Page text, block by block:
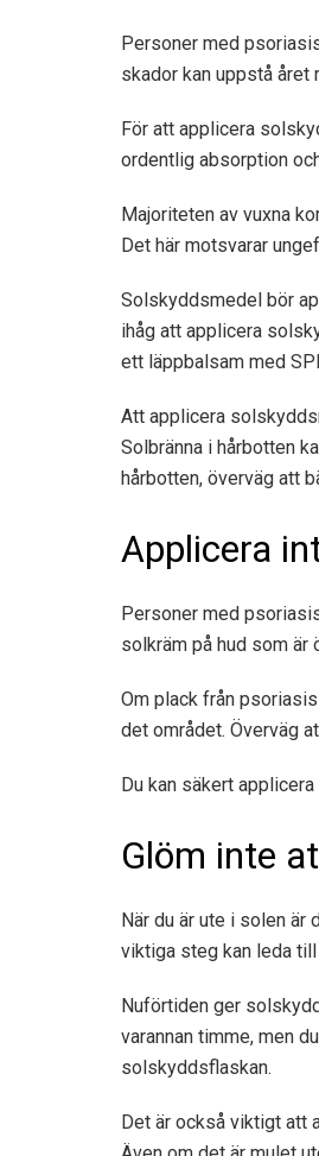
Personer med
skador kan uppstå året
För att applicera
ordentlig absorption
Majoriteten av vuxna
Det här motsvarar
Solskyddsmedel bör
ihåg att applicera
ett läppbalsam med
Att applicera
Solbränna i hårbotten
hårbotten, överväg att
Applicera
Personer med
solkräm på hud som är
Om plack från
det området. Överväg
Du kan säkert
Glöm inte
När du är ute i solen
viktiga steg kan leda
Nuförtiden ger
varannan timme, men
solskyddsflaskan.
Det är också viktigt att